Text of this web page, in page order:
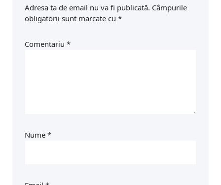
Adresa ta de email nu va fi publicată. Câmpurile
obligatorii sunt marcate cu *
Comentariu *
Nume *